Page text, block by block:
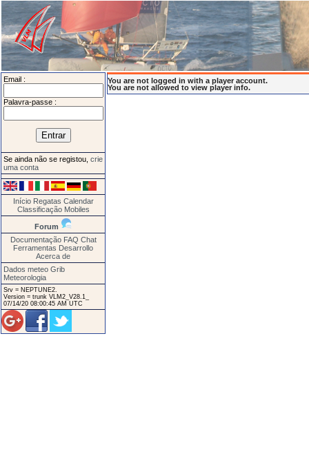
Email :
Palavra-passe :
Se ainda não se registou, crie
uma conta
Início Regatas Calendar
Classificação Mobiles
Forum
Documentação FAQ Chat
Ferramentas Desarrollo
Acerca de
Dados meteo Grib
Meteorologia
Srv = NEPTUNE2.
Version = trunk VLM2_V28.1_
07/14/20 08:00:45 AM UTC
You are not logged in with a player account.
You are not allowed to view player info.